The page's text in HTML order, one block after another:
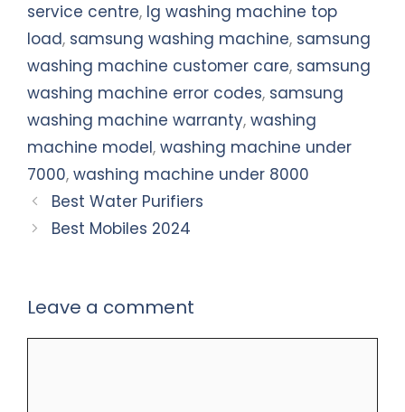
service centre, lg washing machine top
load, samsung washing machine, samsung
washing machine customer care, samsung
washing machine error codes, samsung
washing machine warranty, washing
machine model, washing machine under
7000, washing machine under 8000
Best Water Purifiers
Best Mobiles 2024
Leave a comment